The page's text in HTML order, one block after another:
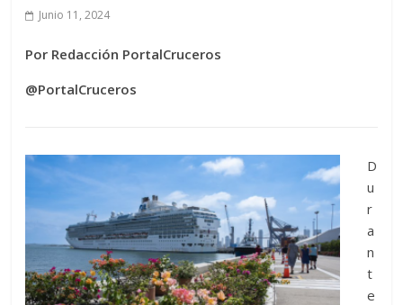
Junio 11, 2024
Por Redacción PortalCruceros
@PortalCruceros
D
u
r
a
n
t
e